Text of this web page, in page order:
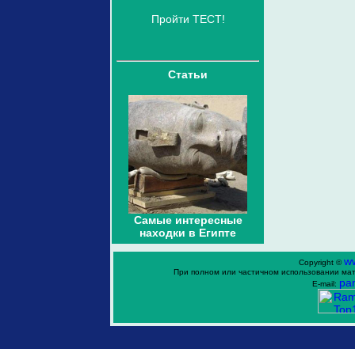
Пройти ТЕСТ!
Статьи
Самые интересные
находки в Египте
Copyright ©
При полном или частичном использовании
E-mail: